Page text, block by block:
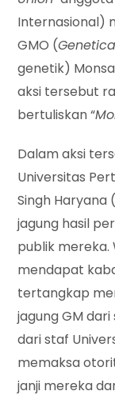
Internasional)
GMO (
genetik)
aksi tersebut
bertuliskan “
Dalam aksi
Universitas
Singh Haryana
jagung hasil
publik mereka.
mendapat
tertangkap
jagung GM
dari staf
memaksa
janji mereka